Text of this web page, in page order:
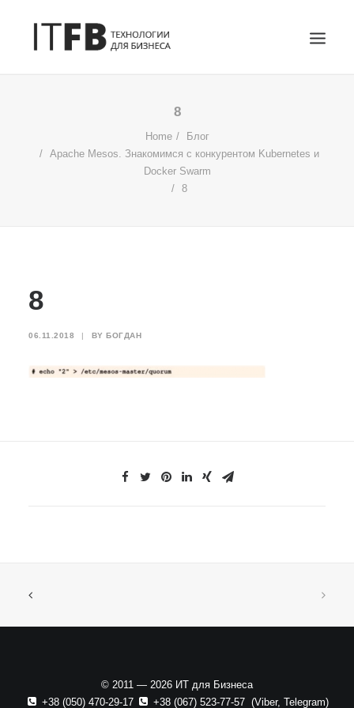
АДМИНИСТРИРОВАНИЕ СЕРВЕРОВ
8
Home
Блог
Apache Mesos. Знакомимся с конкурентом Kubernetes и
Docker Swarm
8
8
06.11.2018 | BY БОГДАН
© 2011 — 2026 ИТ для Бизнеса
+38 (050) 470-29-17
+38 (067) 523-77-57(Viber, Telegram)